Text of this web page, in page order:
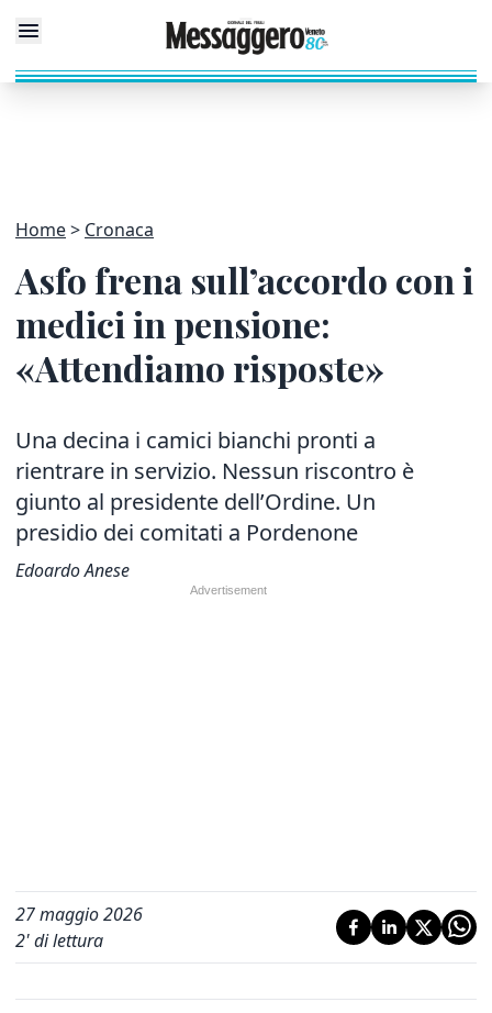
Home Cronaca
Asfo frena sull’accordo con i
medici in pensione:
«Attendiamo risposte»
Una decina i camici bianchi pronti a
rientrare in servizio. Nessun riscontro è
giunto al presidente dell’Ordine. Un
presidio dei comitati a Pordenone
Edoardo Anese
27 maggio 2026
2' di lettura